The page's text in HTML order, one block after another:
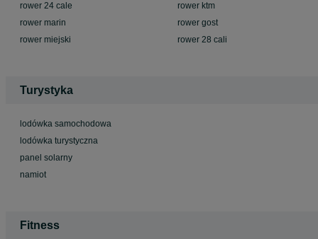
rower 24 cale
rower marin
rower miejski
rower ktm
rower gost
rower 28 cali
Turystyka
lodówka samochodowa
lodówka turystyczna
panel solarny
namiot
Fitness